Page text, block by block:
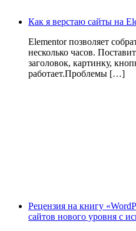
Как я верстаю сайты на
Elementor позволяет
несколько часов.
заголовок, картинку,
работает.Проблемы […]
Рецензия на книгу
сайтов нового уровня с